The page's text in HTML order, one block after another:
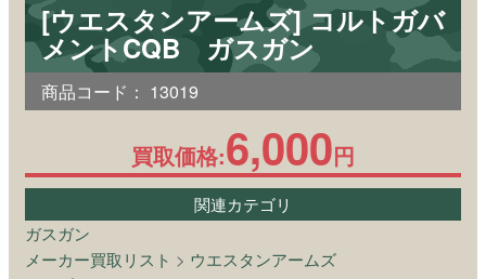
[ウエスタンアームズ] コルトガバ
メントCQB ガスガン
商品コード： 13019
買取価格:6,000円
関連カテゴリ
ガスガン
メーカー買取リスト > ウエスタンアームズ